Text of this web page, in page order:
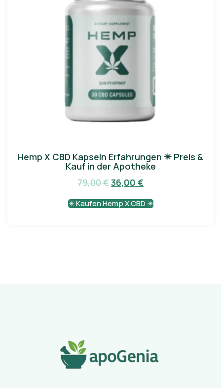
Hemp X CBD Kapseln Erfahrungen ✴️ Preis &
Kauf in der Apotheke
79,00€36,00 €
✴️ Kaufen Hemp X CBD ✴️